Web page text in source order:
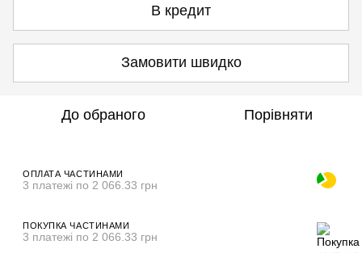
В кредит
Замовити швидко
До обраного Порівняти
ОПЛАТА ЧАСТИНАМИ
3 платежі по 2 066.33 грн
ПОКУПКА ЧАСТИНАМИ
3 платежі по 2 066.33 грн